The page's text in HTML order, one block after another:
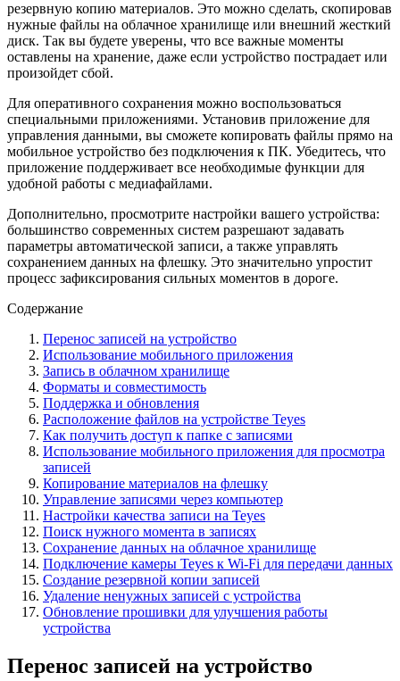
резервную копию материалов. Это можно сделать, скопировав
нужные файлы на облачное хранилище или внешний жесткий
диск. Так вы будете уверены, что все важные моменты
оставлены на хранение, даже если устройство пострадает или
произойдет сбой.
Для оперативного сохранения можно воспользоваться
специальными приложениями. Установив приложение для
управления данными, вы сможете копировать файлы прямо на
мобильное устройство без подключения к ПК. Убедитесь, что
приложение поддерживает все необходимые функции для
удобной работы с медиафайлами.
Дополнительно, просмотрите настройки вашего устройства:
большинство современных систем разрешают задавать
параметры автоматической записи, а также управлять
сохранением данных на флешку. Это значительно упростит
процесс зафиксирования сильных моментов в дороге.
Содержание
Перенос записей на устройство
Использование мобильного приложения
Запись в облачном хранилище
Форматы и совместимость
Поддержка и обновления
Расположение файлов на устройстве Teyes
Как получить доступ к папке с записями
Использование мобильного приложения для просмотра
записей
Копирование материалов на флешку
Управление записями через компьютер
Настройки качества записи на Teyes
Поиск нужного момента в записях
Сохранение данных на облачное хранилище
Подключение камеры Teyes к Wi-Fi для передачи данных
Создание резервной копии записей
Удаление ненужных записей с устройства
Обновление прошивки для улучшения работы
устройства
Перенос записей на устройство